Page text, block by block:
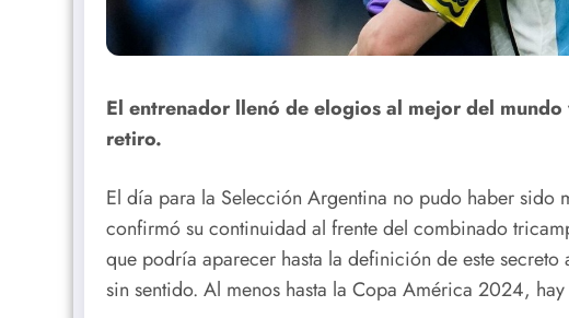
El entrenador llenó de elogios al mejor del
retiro.
El día para la Selección Argentina no pudo haber sido
confirmó su continuidad al frente del combinado
que podría aparecer hasta la definición de este secreto
sin sentido. Al menos hasta la Copa América 2024,